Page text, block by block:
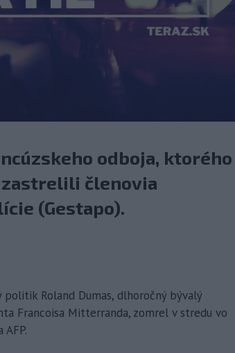
odboja, ktorého
členovia
(Gestapo).
politik Roland Dumas, dlhoročný bývalý
Francoisa Mitterranda, zomrel v stredu vo